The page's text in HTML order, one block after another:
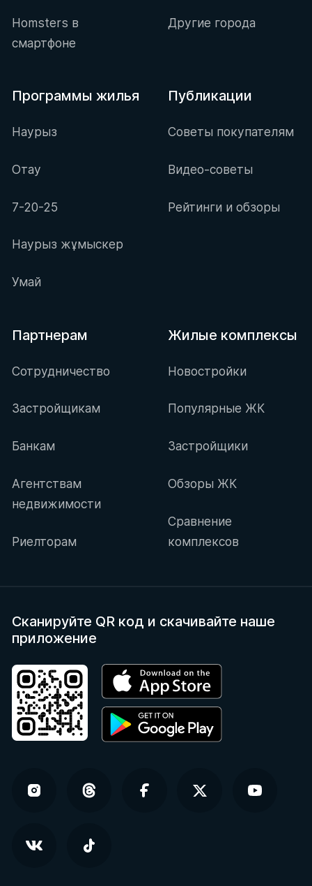
Homsters в
смартфоне
Другие города
Программы жилья
Наурыз
Отау
7-20-25
Наурыз жұмыскер
Умай
Публикации
Советы покупателям
Видео-советы
Рейтинги и обзоры
Партнерам
Сотрудничество
Застройщикам
Банкам
Агентствам
недвижимости
Риелторам
Жилые комплексы
Новостройки
Популярные ЖК
Застройщики
Обзоры ЖК
Сравнение
комплексов
Сканируйте QR код и скачивайте наше
приложение